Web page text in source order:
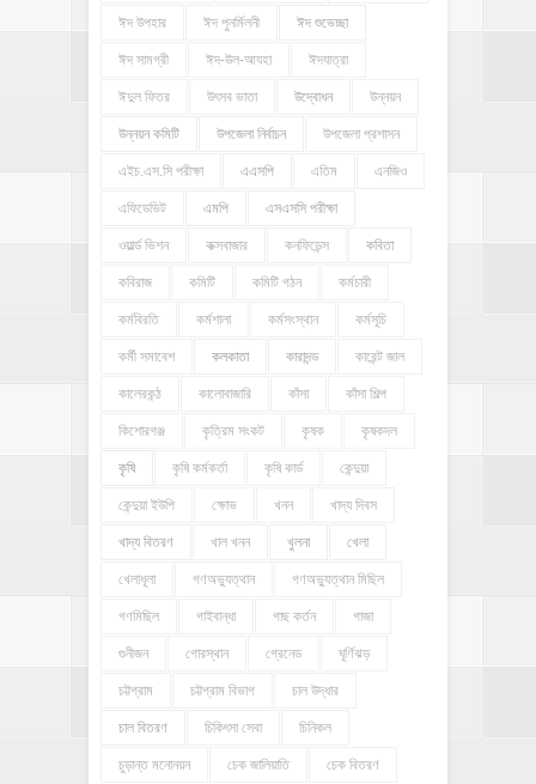
ঈদ উপহার ঈদ পুনর্মিলনী ঈদ শুভেচ্ছা
ঈদ সামগ্রী ঈদ-উল-আযহা ঈদযাত্রা
ঈদুল ফিতর উৎসব ভাতা উদ্বোধন উন্নয়ন
উন্নয়ন কমিটি উপজেলা নির্বাচন উপজেলা প্রশাসন
এইচ.এস.সি পরীক্ষা এএসপি এতিম এনজিও
এফিডেভিট এমপি এসএসসি পরীক্ষা
ওয়ার্ল্ড ভিশন কক্সবাজার কনফিডেন্স কবিতা
কবিরাজ কমিটি কমিটি গঠন কর্মচারী
কর্মবিরতি কর্মশালা কর্মসংস্থান কর্মসূচি
কর্মী সমাবেশ কলকাতা কারাদন্ড কারেন্ট জাল
কালেরকন্ঠ কালোবাজারি কাঁসা কাঁসা শিল্প
কিশোরগঞ্জ কৃত্রিম সংকট কৃষক কৃষকদল
কৃষি কৃষি কর্মকর্তা কৃষি কার্ড কেন্দুয়া
কেন্দুয়া ইউপি ক্ষোভ খনন খাদ্য দিবস
খাদ্য বিতরণ খাল খনন খুলনা খেলা
খেলাধূলা গণঅভ্যুত্থান গণঅভ্যুত্থান মিছিল
গণমিছিল গাইবান্ধা গাছ কর্তন গাজা
গুনীজন গোরস্থান গ্রেনেড ঘূর্ণিঝড়
চট্টগ্রাম চট্টগ্রাম বিভাগ চাল উদ্ধার
চাল বিতরণ চিকিৎসা সেবা চিনিকল
চুড়ান্ত মনোনয়ন চেক জালিয়াতি চেক বিতরণ